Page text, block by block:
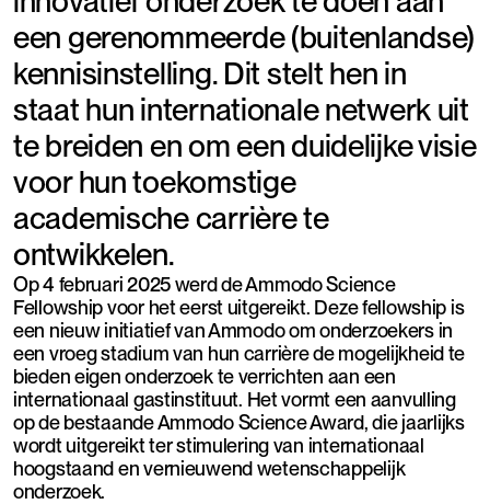
een gerenommeerde (buitenlandse)
kennisinstelling. Dit stelt hen in
staat hun internationale netwerk uit
te breiden en om een duidelijke visie
voor hun toekomstige
academische carrière te
ontwikkelen.
Op 4 februari 2025 werd de Ammodo Science
Fellowship voor het eerst uitgereikt. Deze fellowship is
een nieuw initiatief van Ammodo om onderzoekers in
een vroeg stadium van hun carrière de mogelijkheid te
bieden eigen onderzoek te verrichten aan een
internationaal gastinstituut. Het vormt een aanvulling
op de bestaande Ammodo Science Award, die jaarlijks
wordt uitgereikt ter stimulering van internationaal
hoogstaand en vernieuwend wetenschappelijk
onderzoek.